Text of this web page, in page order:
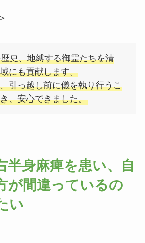
史、地縛する御霊たちを清
にも貢献します。
引っ越し前に儀を執り行うこ
、安心できました。
半身麻痺を患い、自
が間違っているの
い